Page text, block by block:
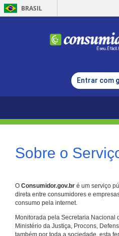
BRASIL
Entrar com
Sobre o
O Consumidor.gov.br é um serviço
direta entre consumidores e
consumo pela internet.
Monitorada pela Secretaria Nacional
Ministério da Justiça, Procons,